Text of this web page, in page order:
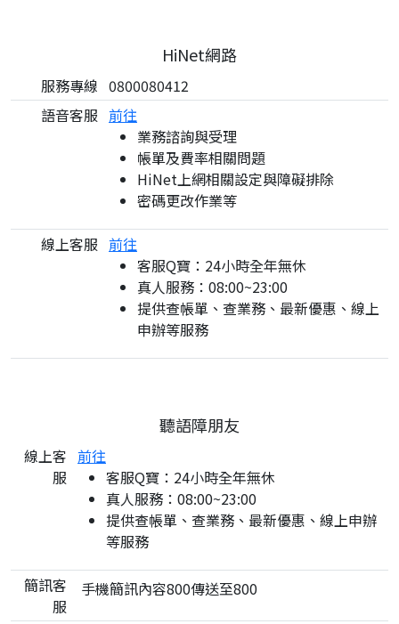
HiNet網路
服務專線 0800080412
語音客服 前往
業務諮詢與受理
帳單及費率相關問題
HiNet上網相關設定與障礙排除
密碼更改作業等
線上客服 前往
客服Q寶：24小時全年無休
真人服務：08:00~23:00
提供查帳單、查業務、最新優惠、線上
申辦等服務
聽語障朋友
線上客
服
前往
客服Q寶：24小時全年無休
真人服務：08:00~23:00
提供查帳單、查業務、最新優惠、線上申辦
等服務
簡訊客
服
手機簡訊內容800傳送至800